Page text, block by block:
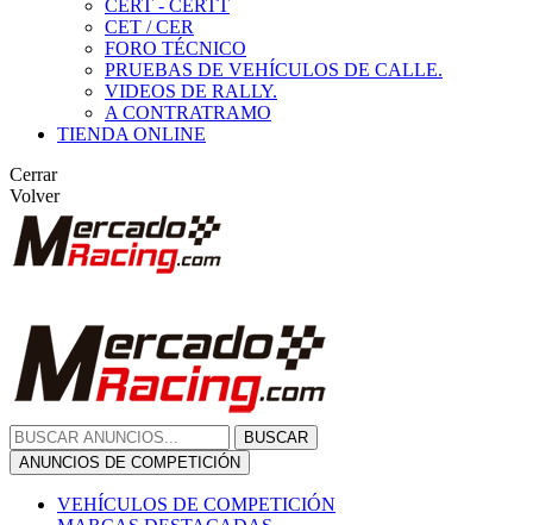
CERT - CERTT
CET / CER
FORO TÉCNICO
PRUEBAS DE VEHÍCULOS DE CALLE.
VIDEOS DE RALLY.
A CONTRATRAMO
TIENDA ONLINE
Cerrar
Volver
BUSCAR
ANUNCIOS DE COMPETICIÓN
VEHÍCULOS DE COMPETICIÓN
MARCAS DESTACADAS
Peugeot